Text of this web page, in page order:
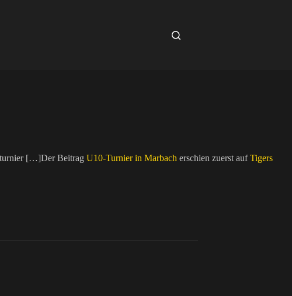
[…]Der Beitrag U10-Turnier in Marbach erschien zuerst aufTigers